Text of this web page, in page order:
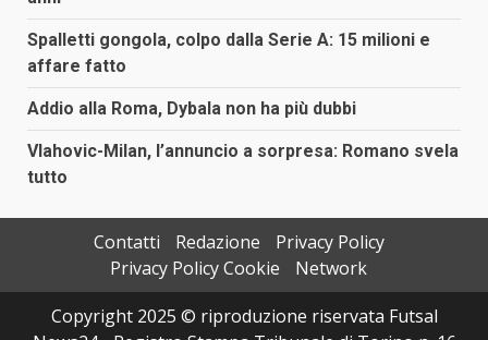
Spalletti gongola, colpo dalla Serie A: 15 milioni e
affare fatto
Addio alla Roma, Dybala non ha più dubbi
Vlahovic-Milan, l’annuncio a sorpresa: Romano svela
tutto
Contatti Redazione
Privacy Policy
Privacy Policy Cookie
Network
Copyright 2025 © riproduzione riservata Futsal